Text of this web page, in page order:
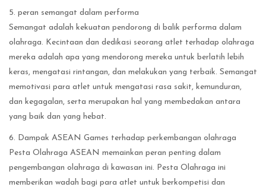
5. peran semangat dalam performa
Semangat adalah kekuatan pendorong di balik performa dalam
olahraga. Kecintaan dan dedikasi seorang atlet terhadap olahraga
mereka adalah apa yang mendorong mereka untuk berlatih lebih
keras, mengatasi rintangan, dan melakukan yang terbaik. Semangat
memotivasi para atlet untuk mengatasi rasa sakit, kemunduran,
dan kegagalan, serta merupakan hal yang membedakan antara
yang baik dan yang hebat.
6. Dampak ASEAN Games terhadap perkembangan olahraga
Pesta Olahraga ASEAN memainkan peran penting dalam
pengembangan olahraga di kawasan ini. Pesta Olahraga ini
memberikan wadah bagi para atlet untuk berkompetisi dan